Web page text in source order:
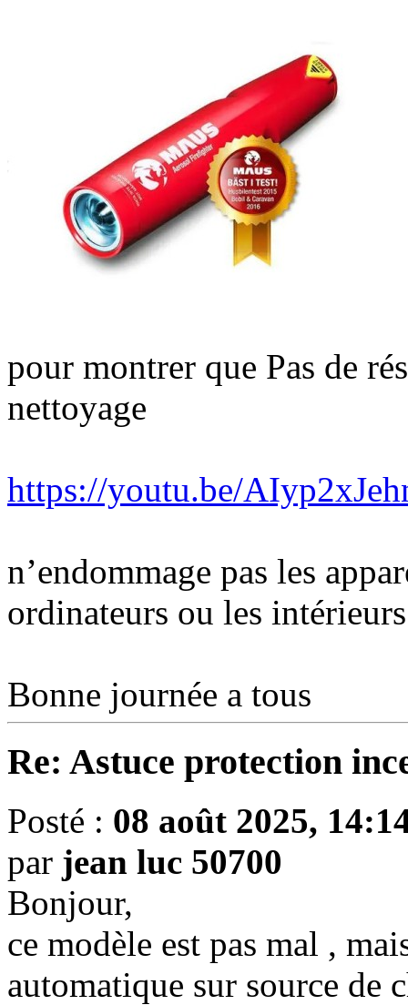
pour montrer que Pas de
nettoyage
https://youtu.be/
n’endommage pas les
ordinateurs ou les intérieurs
Bonne journée a tous
Re: Astuce protection
Posté : 08 août 2025,
par jean luc 50700
Bonjour,
ce modèle est pas mal ,
automatique sur source de